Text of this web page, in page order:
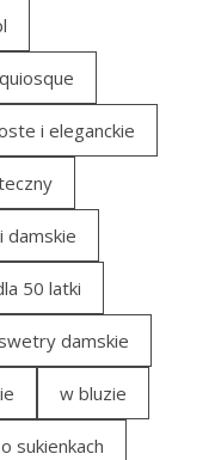
i eleganckie
damskie
50 latki
damskie
w bluzie
sukienkach